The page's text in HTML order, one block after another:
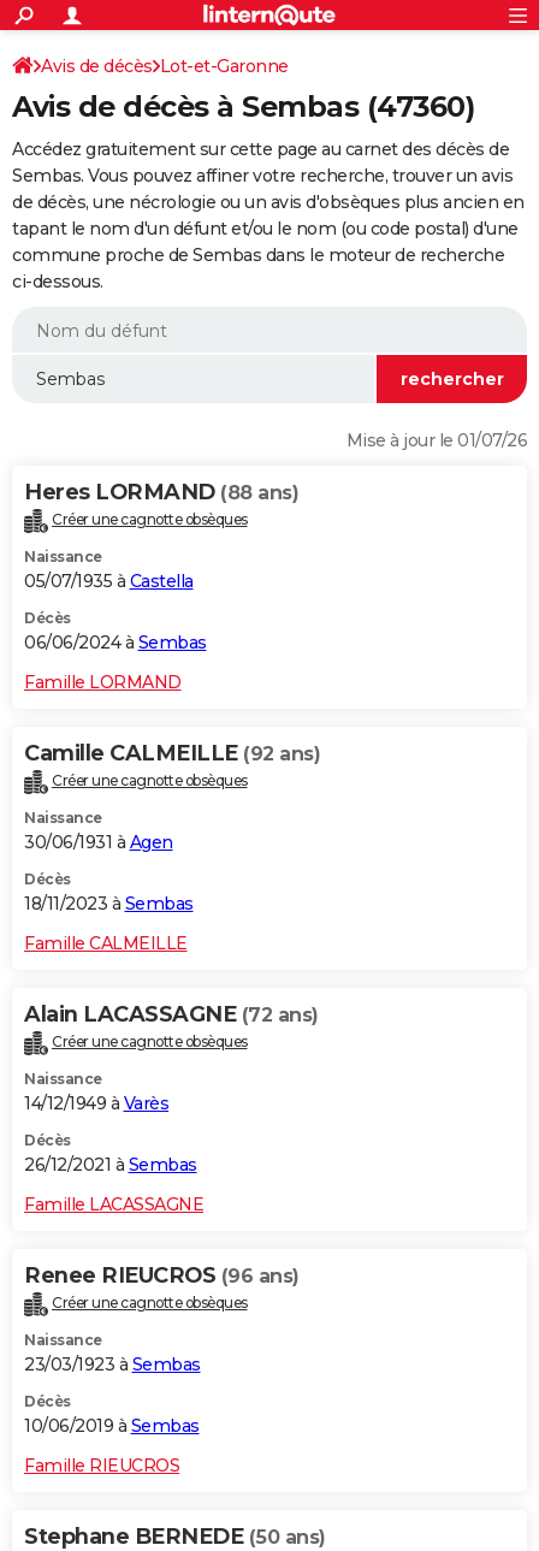
ACTUALITÉS
Politique
Société
Faits Divers
Education
Monde
Villes
+
SPORT
Coupe du monde 2026
Football
Tennis
Cyclisme
Rugby
Forum
Programme TV
TNT
Streaming
Cinéma
Sorties cinéma
Musique
+
FINANCE
Retraite
Epargne
Immobilier
Risques naturels par ville
Assurance
AUTO
Essais
Réserver un essai
Citadines
Berlines
SUV
Forum auto
+HIGH-TECH
BRICOLAGE
WEEK-END
Alimentation
Guide de la santé
Maladies
Médicaments
Sommeil
VOYAGE
Destinations
City break
Voyage nature
Voyage de noces
Forum
Climat
+PHOTO
GUIDES D'ACHAT
Carte de Noël
Carte Bonne année
Carte Saint-Valentin
Carte Pâques
Carte d'anniversaire
DICTIONNAIRE
Dictionnaire
Biographies
Citations
Expressions
Proverbes
PROGRAMME TV
S'inscrire
Se connecter
Lycées
Collèges
Primaires
Universités
Entreprises
Service militaire
Avis de recherche
AVIS DE DÉCÈS
FORUM
Bricolage
Lifestyle
Culture
Sport
Auto
Television
Voyage
Cinema
Connexion
Avis de décès Lot-et-Garonne
Avis de décès à Sembas (47360)
Accédez gratuitement sur cette page au carnet des décès de
Sembas. Vous pouvez affiner votre recherche, trouver un avis
de décès, une nécrologie ou un avis d'obsèques plus ancien en
tapant le nom d'un défunt et/ou le nom (ou code postal) d'une
commune proche de Sembas dans le moteur de recherche
ci-dessous.
Mise à jour le 01/07/26
Heres LORMAND (88 ans)
Créer une cagnotte obsèques
Naissance
05/07/1935 à Castella
Décès
06/06/2024 à Sembas
Famille LORMAND
Camille CALMEILLE (92 ans)
Créer une cagnotte obsèques
Naissance
30/06/1931 à Agen
Décès
18/11/2023 à Sembas
Famille CALMEILLE
Alain LACASSAGNE (72 ans)
Créer une cagnotte obsèques
Naissance
14/12/1949 à Varès
Décès
26/12/2021 à Sembas
Famille LACASSAGNE
Renee RIEUCROS (96 ans)
Créer une cagnotte obsèques
Naissance
23/03/1923 à Sembas
Décès
10/06/2019 à Sembas
Famille RIEUCROS
Stephane BERNEDE (50 ans)